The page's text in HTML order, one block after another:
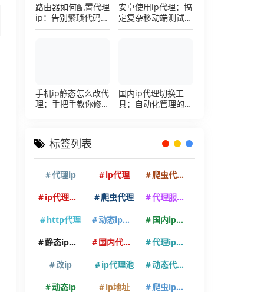
路由器如何配置代理
ip：告别繁琐代码，
详解底层配置逻辑
安卓使用ip代理：搞
定复杂移动端测试环
境的超详细配置手册
手机ip静态怎么改代
理：手把手教你修改
国内ip代理切换工
具：自动化管理的效
标签列表
代理ip ip代理
爬虫代理ip
ip代理软件
爬虫代理
代理服务器
http代理
动态ip代理
国内ip代理
静态ip代理
国内代理ip
代理ip软件
改ip
ip代理池
动态代理ip
动态ip
ip地址 爬虫ip代理